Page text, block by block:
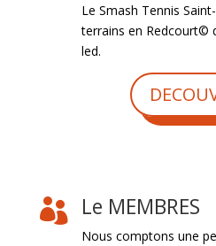
Le Smash Tennis
terrains en Redcourt©
led.
 Le MEMBRES
Nous comptons une